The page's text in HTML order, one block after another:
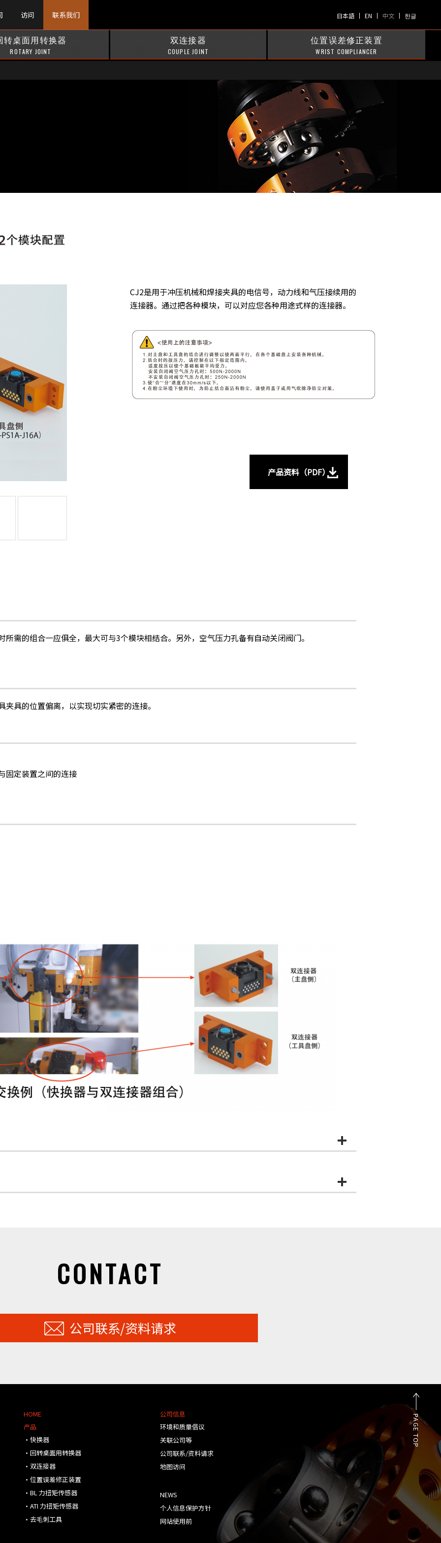
访问 联系我们 日本語 EN 中文 한글
转桌面用转换器
ROTARY JOINT
双连接器
COUPLE JOINT
位置误差修正装置
WRIST COMPLIANCER
CJ2是用于冲压机械和焊接夹具的电信号，动力线和气压接续用的
连接器。通过把各种模块，可以对应您各种用途式样的连接器。
产品资料（PDF）
需的组合一应俱全，最大可与3个模块相结合。另外，空气压力孔备有自动关闭阀门。
具的位置偏离，以实现切实紧密的连接。
固定装置之间的连接
CONTACT
公司联系/资料请求
PAGE TOP
HOME
产品
・快换器
・回转桌面用转换器
・双连接器
・位置误差修正装置
・BL 力扭矩传感器
・ATI 力扭矩传感器
・去毛刺工具
公司信息
环境和质量倡议
关联公司等
公司联系/资料请求
地图访问
NEWS
个人信息保护方针
网站使用前